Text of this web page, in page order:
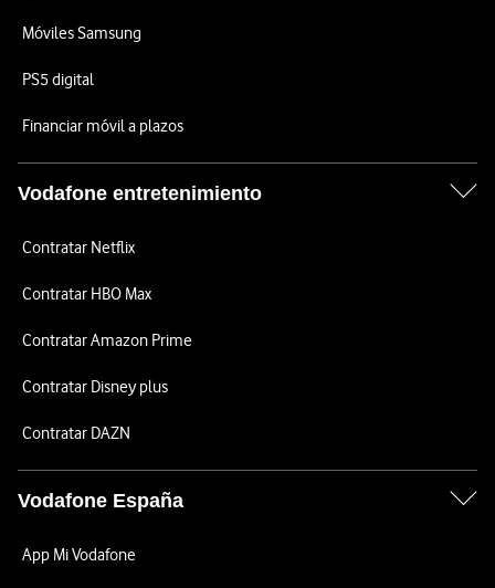
Móviles Samsung
PS5 digital
Financiar móvil a plazos
Vodafone entretenimiento
Contratar Netflix
Contratar HBO Max
Contratar Amazon Prime
Contratar Disney plus
Contratar DAZN
Vodafone España
App Mi Vodafone